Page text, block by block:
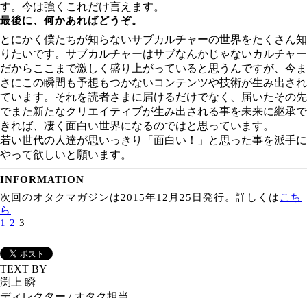
す。今は強くこれだけ言えます。
最後に、何かあればどうぞ。
とにかく僕たちが知らないサブカルチャーの世界をたくさん知
りたいです。サブカルチャーはサブなんかじゃないカルチャー
だからここまで激しく盛り上がっていると思うんですが、今ま
さにこの瞬間も予想もつかないコンテンツや技術が生み出され
ています。それを読者さまに届けるだけでなく、届いたその先
でまた新たなクリエイティブが生み出される事を未来に継承で
きれば、凄く面白い世界になるのではと思っています。
若い世代の人達が思いっきり「面白い！」と思った事を派手に
やって欲しいと願います。
INFORMATION
次回のオタクマガジンは2015年12月25日発行。詳しくは こち
ら
1
2 3
TEXT BY
渕上 瞬